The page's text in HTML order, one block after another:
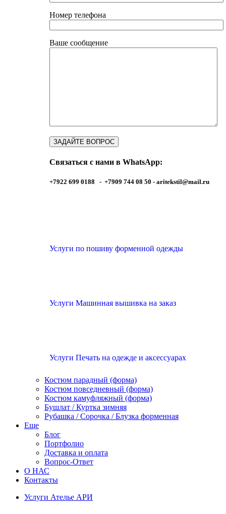
Номер телефона
Ваше сообщение
Связаться с нами в WhatsApp:
+7922 699 0188 - +7909 744 08 50 - aritekstil@mail.ru
Услуги по пошиву форменной одежды
Услуги Машинная вышивка на заказ
Услуги Печать на одежде и аксессуарах
Костюм парадный (форма)
Костюм повседневный (форма)
Костюм камуфляжный (форма)
Бушлат / Куртка зимняя
Рубашка / Сорочка / Блузка форменная
Еще
Блог
Портфолио
Доставка и оплата
Вопрос-Ответ
О НАС
Контакты
Услуги Ателье АРИ